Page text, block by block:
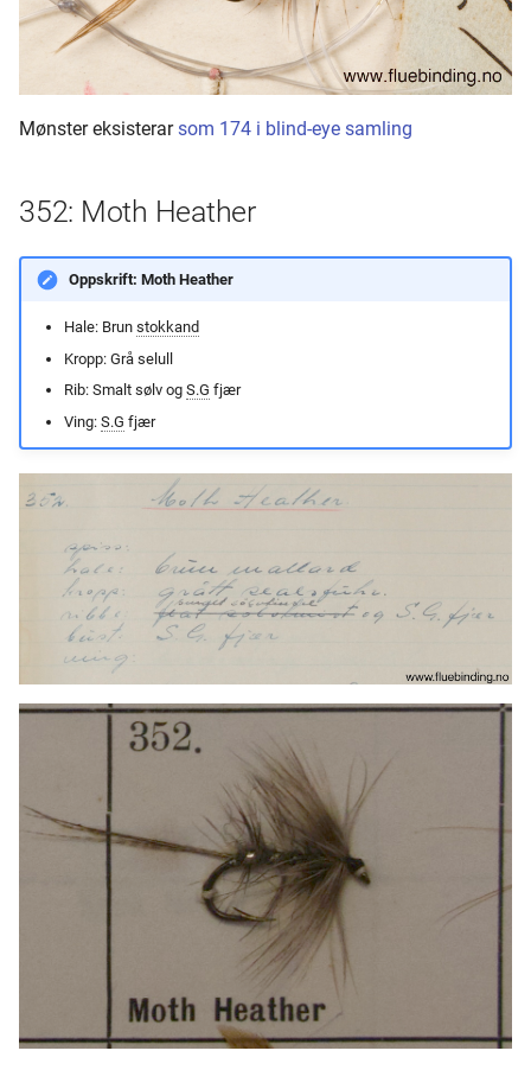
Mønster eksisterarsom 174 i blind-eye samling
352: Moth Heather
Oppskrift: Moth Heather
Hale: Brun stokkand
Kropp: Grå selull
Rib: Smalt sølv og S.G fjær
Ving: S.G fjær